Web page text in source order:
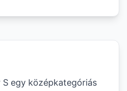
S egy középkategóriás